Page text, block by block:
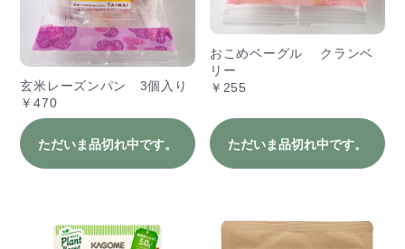
玄米レーズンパン 3個入り
￥470
ただいま品切れ中です。
おこめベーグル クランベ
リー
￥255
ただいま品切れ中です。